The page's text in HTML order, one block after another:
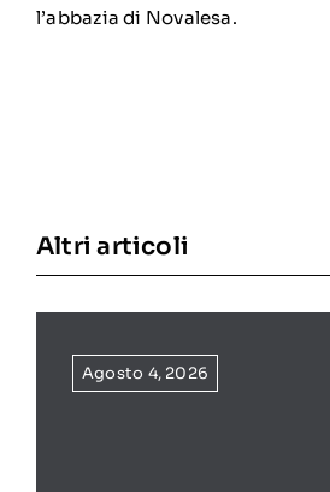
l’abbazia di Novalesa.
Altri articoli
Agosto 4, 2026